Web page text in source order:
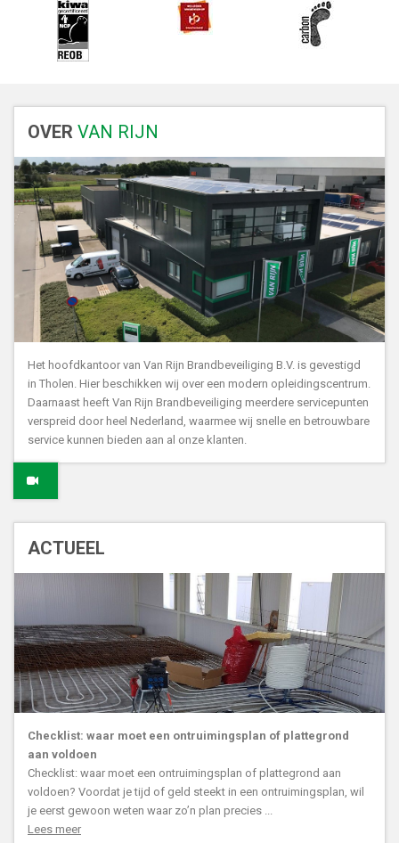
OVER VAN RIJN
Het hoofdkantoor van Van Rijn Brandbeveiliging B.V. is gevestigd
in Tholen. Hier beschikken wij over een modern opleidingscentrum.
Daarnaast heeft Van Rijn Brandbeveiliging meerdere servicepunten
verspreid door heel Nederland, waarmee wij snelle en betrouwbare
service kunnen bieden aan al onze klanten.
ACTUEEL
Checklist: waar moet een ontruimingsplan of plattegrond
aan voldoen
Checklist: waar moet een ontruimingsplan of plattegrond aan
voldoen? Voordat je tijd of geld steekt in een ontruimingsplan, wil
je eerst gewoon weten waar zo’n plan precies ...
Lees meer